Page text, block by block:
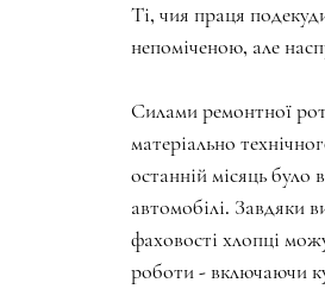
Ті, чия праця
непоміченою, але
Силами ремонтної
матеріально
останній місяць було
автомобілі. Завдяки
фаховості хлопці
роботи - включаючи